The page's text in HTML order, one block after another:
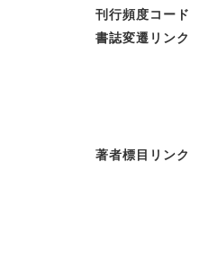
刊行頻度コード
書誌変遷リンク
著者標目リンク